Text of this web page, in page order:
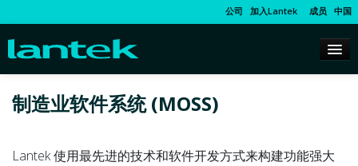
公司 加入Lantek 成员 中国
制造业软件系统 (MOSS)
Lantek 使用最先进的技术和软件开发方式来构建功能强大